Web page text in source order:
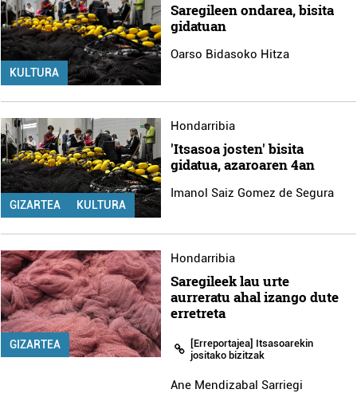
KULTURA
Saregileen ondarea, bisita
gidatuan
Oarso Bidasoko Hitza
GIZARTEA KULTURA
Hondarribia
'Itsasoa josten' bisita
gidatua, azaroaren 4an
Imanol Saiz Gomez de Segura
GIZARTEA
Hondarribia
Saregileek lau urte
aurreratu ahal izango dute
erretreta
[Erreportajea] Itsasoarekin
jositako bizitzak
Ane Mendizabal Sarriegi